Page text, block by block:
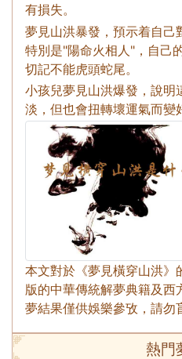
有損失。
夢見山洪暴發，預示着自己
特別是"陽命火相人"，自己
切記不能虎頭蛇尾。
小孩兒夢見山洪爆發，說明
淡，但也會扭轉壞運氣而變
本文對於《夢見橫穿山洪》
版的中華傳統解夢典籍及
夢結果僅供娛樂參攷，請勿
熱門